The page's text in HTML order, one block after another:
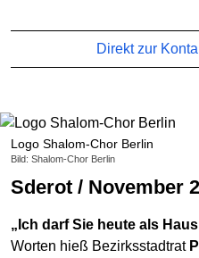
Direkt zur
Logo Shalom-Chor Berlin
Bild: Shalom-Chor Berlin
Sderot / November
„Ich darf Sie heute als
Worten hieß Bezirksstadtrat